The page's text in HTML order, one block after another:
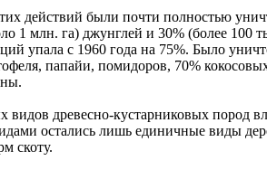
действий были почти полностью
1 млн. га) джунглей и 30% (более 100
упала с 1960 года на 75%. Было
папайи, помидоров, 70%
видов древесно-кустарниковых пород
остались лишь единичные виды
скоту.